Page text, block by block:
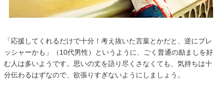
「応援してくれるだけで十分！考え抜いた言葉とかだと、逆にプレ
ッシャーかも」（10代男性）というように、ごく普通の励ましを好
む人は多いようです。思いの丈を語り尽くさなくても、気持ちは十
分伝わるはずなので、欲張りすぎないようにしましょう。